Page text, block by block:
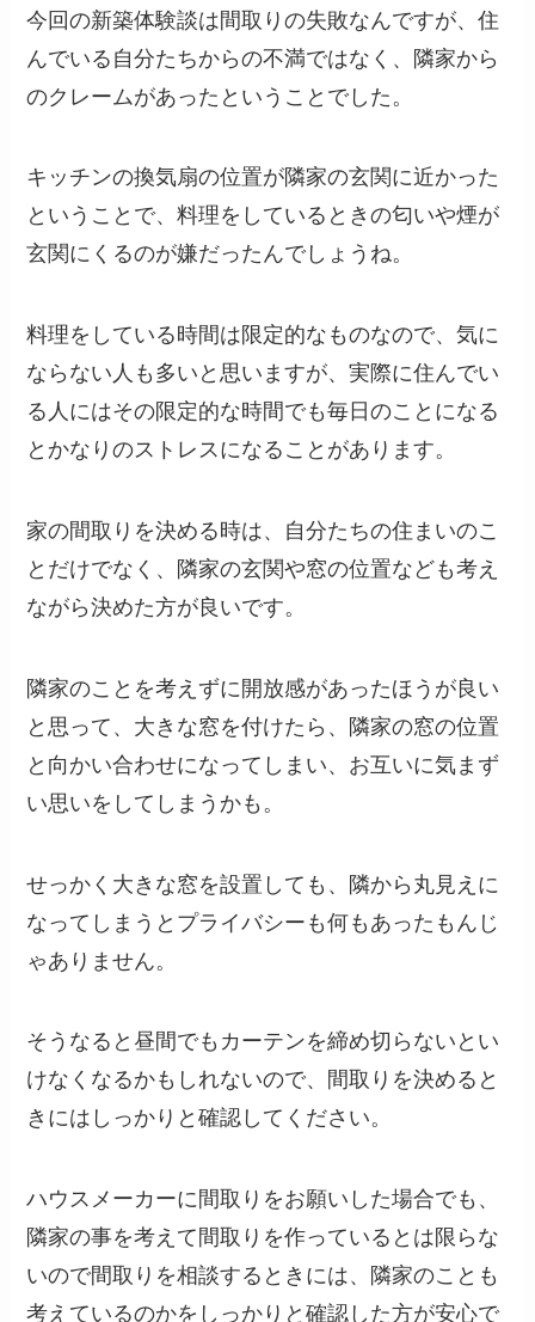
今回の新築体験談は間取りの失敗なんですが、住
んでいる自分たちからの不満ではなく、隣家から
のクレームがあったということでした。
キッチンの換気扇の位置が隣家の玄関に近かった
ということで、料理をしているときの匂いや煙が
玄関にくるのが嫌だったんでしょうね。
料理をしている時間は限定的なものなので、気に
ならない人も多いと思いますが、実際に住んでい
る人にはその限定的な時間でも毎日のことになる
とかなりのストレスになることがあります。
家の間取りを決める時は、自分たちの住まいのこ
とだけでなく、隣家の玄関や窓の位置なども考え
ながら決めた方が良いです。
隣家のことを考えずに開放感があったほうが良い
と思って、大きな窓を付けたら、隣家の窓の位置
と向かい合わせになってしまい、お互いに気まず
い思いをしてしまうかも。
せっかく大きな窓を設置しても、隣から丸見えに
なってしまうとプライバシーも何もあったもんじ
ゃありません。
そうなると昼間でもカーテンを締め切らないとい
けなくなるかもしれないので、間取りを決めると
きにはしっかりと確認してください。
ハウスメーカーに間取りをお願いした場合でも、
隣家の事を考えて間取りを作っているとは限らな
いので間取りを相談するときには、隣家のことも
考えているのかをしっかりと確認した方が安心で